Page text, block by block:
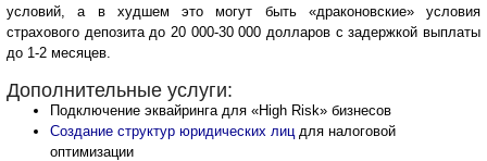
условий, а в худшем это могут быть «драконовские» условия
страхового депозита до 20 000-30 000 долларов с задержкой выплаты
до 1-2 месяцев.
Дополнительные услуги:
Подключение эквайринга для «High Risk» бизнесов
Создание структур юридических лиц для налоговой
оптимизации